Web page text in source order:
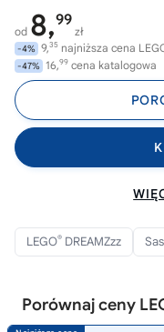
od 8,99
zł
-4% 9,35 najniższa cena
-47% 16,99 cena katalogowa
LEGO® DREAMZzz
Porównaj ceny